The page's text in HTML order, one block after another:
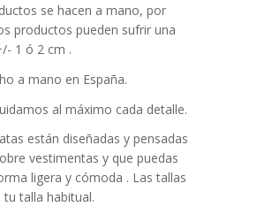
se hacen a mano, por
productos pueden sufrir una
1 ó 2 cm .
a mano en España.
al máximo cada detalle.
están diseñadas y pensadas
vestimentas y que puedas
ligera y cómoda . Las tallas
talla habitual.